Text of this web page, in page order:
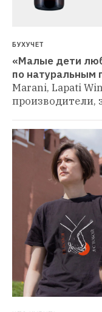
БУХУЧЕТ
«Малые дети
по натуральным
Marani, Lapati
производители,